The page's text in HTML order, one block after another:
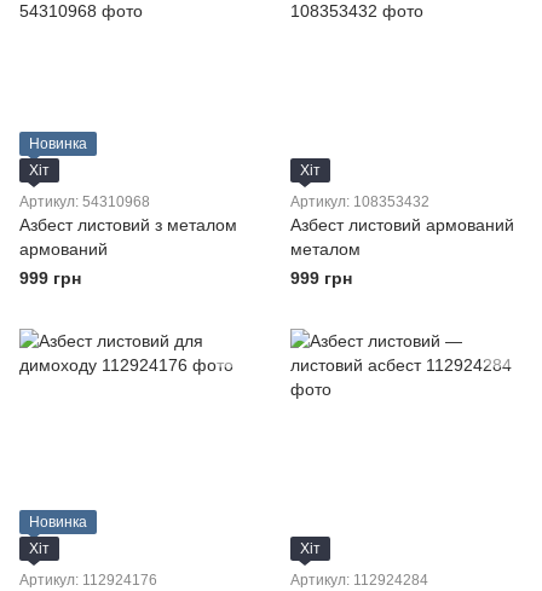
Новинка
Хіт
Артикул: 54310968
Азбест листовий з металом
армований
999 грн
Хіт
Артикул: 108353432
Азбест листовий армований
металом
999 грн
Новинка
Хіт
Артикул: 112924176
Хіт
Артикул: 112924284